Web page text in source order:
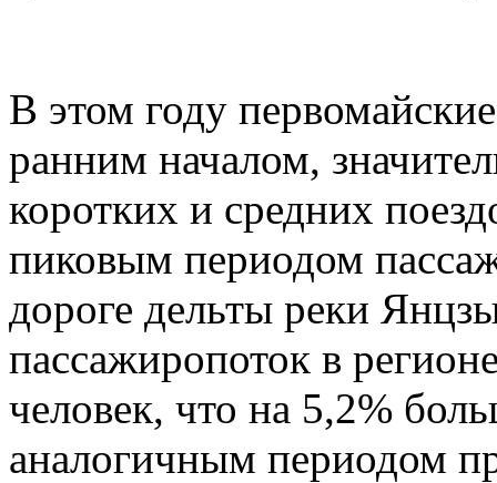
В этом году
ранним началом,
коротких и средних
пиковым периодом
дороге дельты реки
пассажиропоток в
человек, что на 5,2%
аналогичным периодом